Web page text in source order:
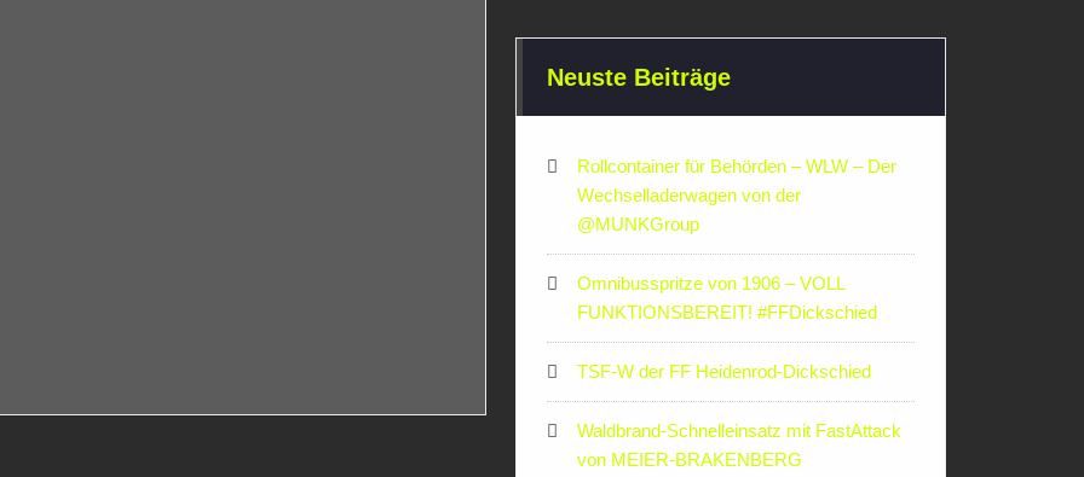
Neuste Beiträge
Rollcontainer für Behörden – WLW – Der
Wechselladerwagen von der
‪@MUNKGroup‬
Omnibusspritze von 1906 – VOLL
FUNKTIONSBEREIT! #FFDickschied
TSF-W der FF Heidenrod-Dickschied
Waldbrand-Schnelleinsatz mit FastAttack
von MEIER-BRAKENBERG